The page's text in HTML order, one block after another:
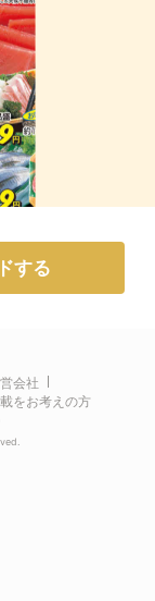
する
会社
をお考えの方